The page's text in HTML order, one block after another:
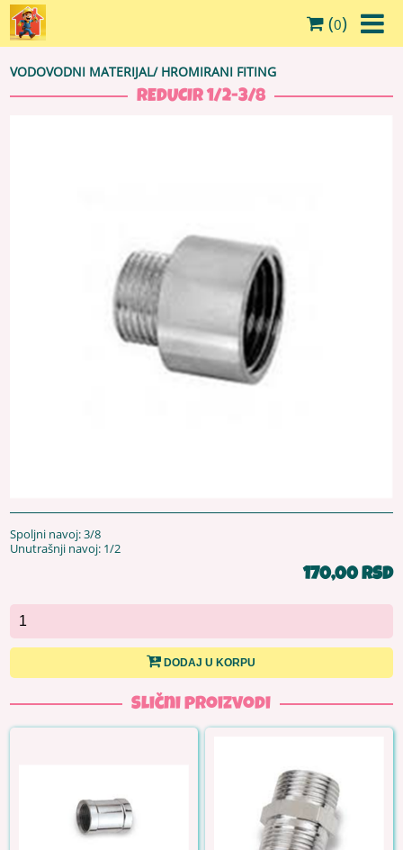
(0)
VODOVODNI MATERIJAL/ HROMIRANI FITING
REDUCIR 1/2-3/8
Spoljni navoj: 3/8
Unutrašnji navoj: 1/2
170,00 RSD
DODAJ U KORPU
Slični proizvodi